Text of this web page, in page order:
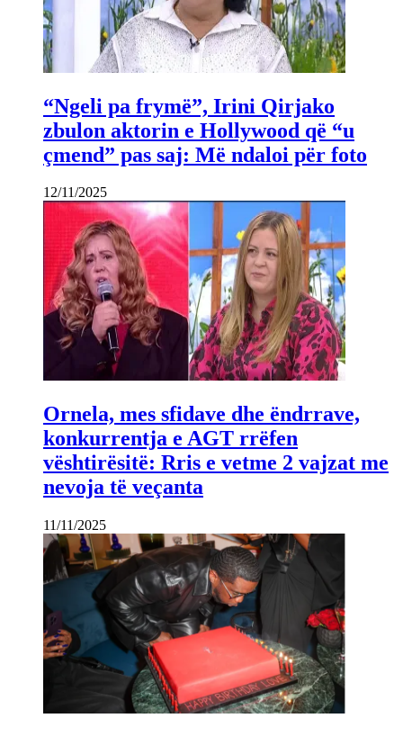
“Ngeli pa frymë”, Irini Qirjako
zbulon aktorin e Hollywood që “u
çmend” pas saj: Më ndaloi për foto
12/11/2025
Ornela, mes sfidave dhe ëndrrave,
konkurrentja e AGT rrëfen
vështirësitë: Rris e vetme 2 vajzat me
nevoja të veçanta
11/11/2025